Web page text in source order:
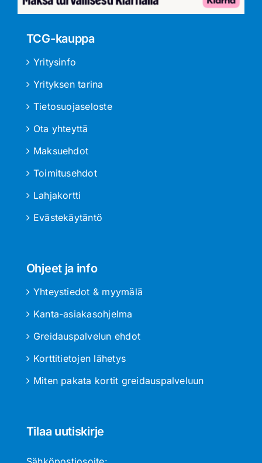
TCG-kauppa
Yritysinfo
Yrityksen tarina
Tietosuojaseloste
Ota yhteyttä
Maksuehdot
Toimitusehdot
Lahjakortti
Evästekäytäntö
Ohjeet ja info
Yhteystiedot & myymälä
Kanta-asiakasohjelma
Greidauspalvelun ehdot
Korttitietojen lähetys
Miten pakata kortit greidauspalveluun
Tilaa uutiskirje